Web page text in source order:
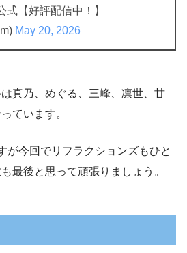
【好評配信中！】
May 20, 2026
真乃、めぐる、三峰、凛世、甘
ています。
今回でリフラクションズもひと
最後と思って頑張りましょう。